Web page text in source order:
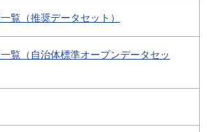
覧（推奨データセット）
覧（自治体標準オープンデータセッ